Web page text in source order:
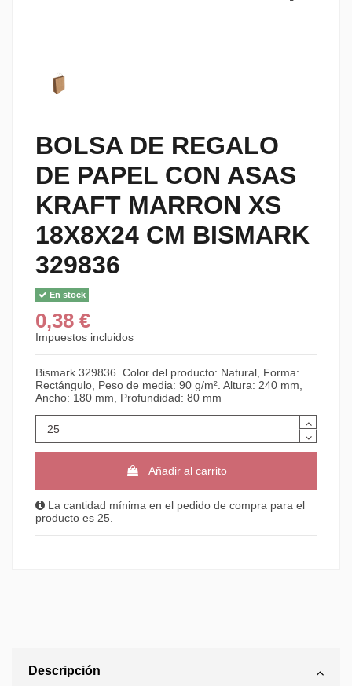
BOLSA DE REGALO
DE PAPEL CON ASAS
KRAFT MARRON XS
18X8X24 CM BISMARK
329836
En stock
0,38 €
Impuestos incluidos
Bismark 329836. Color del producto: Natural, Forma:
Rectángulo, Peso de media: 90 g/m². Altura: 240 mm,
Ancho: 180 mm, Profundidad: 80 mm
Añadir al carrito
La cantidad mínima en el pedido de compra para el
producto es 25.
Descripción